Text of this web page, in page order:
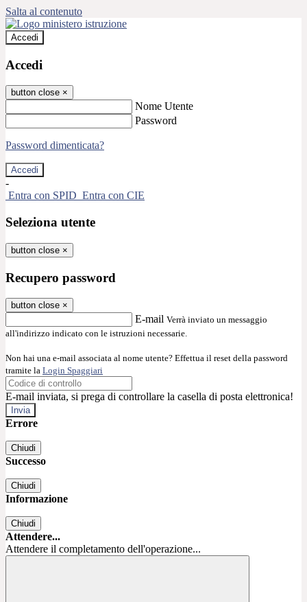
Salta al contenuto
Accedi
Accedi
button close ×
Nome Utente
Password
Password dimenticata?
-
Entra con SPID Entra con CIE
Seleziona utente
button close ×
Recupero password
button close ×
E-mail Verrà inviato un messaggio
all'indirizzo indicato con le istruzioni necessarie.
Non hai una e-mail associata al nome utente? Effettua il reset della password
tramite la Login Spaggiari
E-mail inviata, si prega di controllare la casella di posta elettronica!
Errore
Chiudi
Successo
Chiudi
Informazione
Chiudi
Attendere...
Attendere il completamento dell'operazione...